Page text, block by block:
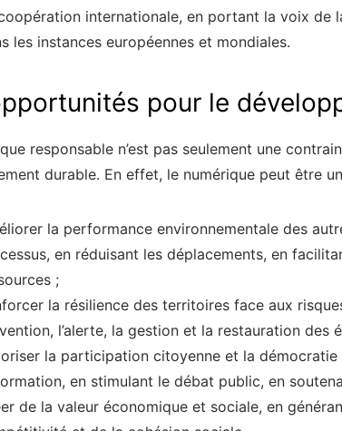
internationale, en portant la voix de
les instances européennes et mondiales.
pour le
responsable n’est pas seulement une
durable. En effet, le numérique peut être
la performance environnementale des
en réduisant les déplacements, en
;
la résilience des territoires face aux
l’alerte, la gestion et la restauration des
la participation citoyenne et la
en stimulant le débat public, en
de la valeur économique et sociale, en